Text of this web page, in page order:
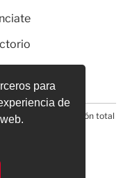
para
de
la reproducción total
electrónico*